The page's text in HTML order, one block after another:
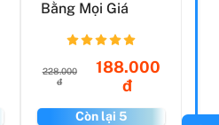
Bằng Mọi Giá
228.000
đ
188.000
đ
Còn lại 5